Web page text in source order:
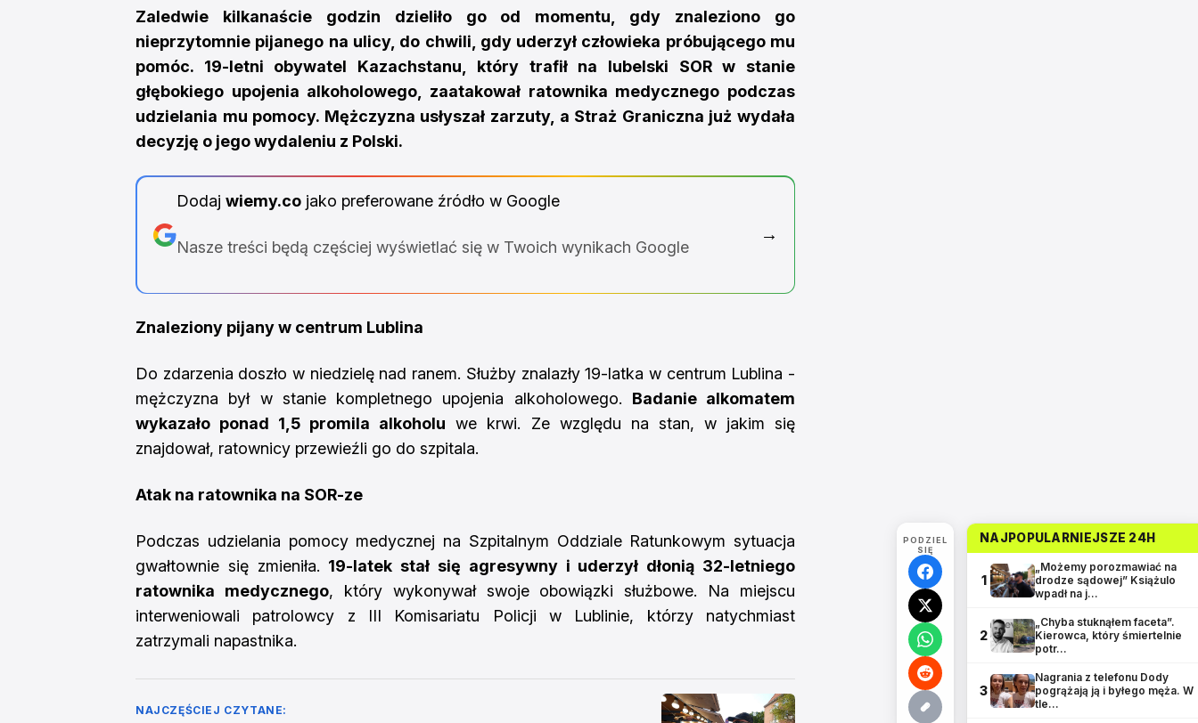
Zaledwie kilkanaście godzin dzieliło go od momentu, gdy znaleziono go
nieprzytomnie pijanego na ulicy, do chwili, gdy uderzył człowieka próbującego mu
pomóc. 19-letni obywatel Kazachstanu, który trafił na lubelski SOR w stanie
głębokiego upojenia alkoholowego, zaatakował ratownika medycznego podczas
udzielania mu pomocy. Mężczyzna usłyszał zarzuty, a Straż Graniczna już wydała
decyzję o jego wydaleniu z Polski.
Dodaj wiemy.cojako preferowane źródło w Google
Nasze treści będą częściej wyświetlać się w Twoich wynikach Google
→
Znaleziony pijany w centrum Lublina
Do zdarzenia doszło w niedzielę nad ranem. Służby znalazły 19-latka w centrum Lublina -
mężczyzna był w stanie kompletnego upojenia alkoholowego. Badanie alkomatem
wykazało ponad 1,5 promila alkoholu we krwi. Ze względu na stan, w jakim się
znajdował, ratownicy przewieźli go do szpitala.
Atak na ratownika na SOR-ze
Podczas udzielania pomocy medycznej na Szpitalnym Oddziale Ratunkowym sytuacja
gwałtownie się zmieniła. 19-latek stał się agresywny i uderzył dłonią 32-letniego
ratownika medycznego, który wykonywał swoje obowiązki służbowe. Na miejscu
interweniowali patrolowcy z III Komisariatu Policji w Lublinie, którzy natychmiast
zatrzymali napastnika.
NAJCZĘŚCIEJ CZYTANE:
PODZIEL
SIĘ
NAJPOPULARNIEJSZE 24H
1
„Możemy porozmawiać na
drodze sądowej” Książulo
wpadł na j…
2
„Chyba stuknąłem faceta”.
Kierowca, który śmiertelnie
potr…
3
Nagrania z telefonu Dody
pogrążają ją i byłego męża. W
tle…